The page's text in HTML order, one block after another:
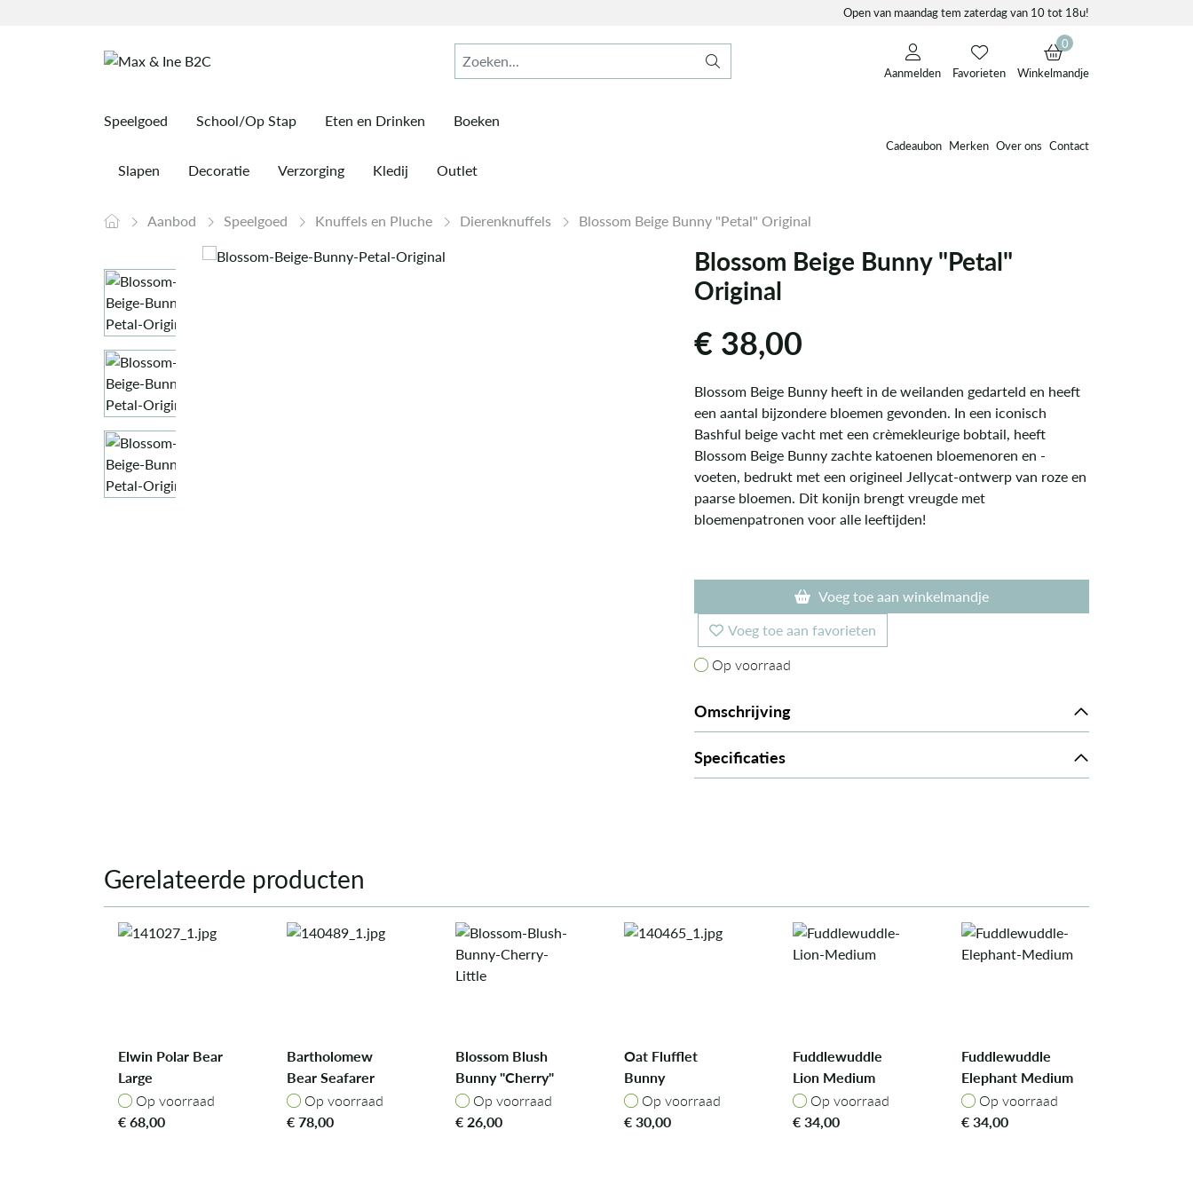
Open van maandag tem zaterdag van 10 tot 18u!
Aanmelden Favorieten
0
Winkelmandje
Speelgoed School/Op Stap Eten en Drinken Boeken
Slapen Decoratie Verzorging Kledij Outlet
Cadeaubon Merken Over ons Contact
Aanbod Speelgoed Knuffels en Pluche Dierenknuffels Blossom Beige Bunny "Petal" Original
Blossom Beige Bunny "Petal"
Original
€38,00
Blossom Beige Bunny heeft in de weilanden gedarteld en heeft
een aantal bijzondere bloemen gevonden. In een iconisch
Bashful beige vacht met een crèmekleurige bobtail, heeft
Blossom Beige Bunny zachte katoenen bloemenoren en -
voeten, bedrukt met een origineel Jellycat-ontwerp van roze en
paarse bloemen. Dit konijn brengt vreugde met
bloemenpatronen voor alle leeftijden!
Voeg toe aan winkelmandje
Voeg toe aan favorieten
Op voorraad
Op voorraad
Omschrijving
Specificaties
Gerelateerde producten
Elwin Polar Bear
Large
Op voorraad
Op voorraad
€68,00
Bartholomew
Bear Seafarer
Outfit
Op voorraad
Op voorraad
€78,00
Blossom Blush
Bunny "Cherry"
Little
Op voorraad
Op voorraad
€26,00
Oat Flufflet
Bunny
Op voorraad
Op voorraad
€30,00
Fuddlewuddle
Lion Medium
Op voorraad
Op voorraad
€34,00
Fuddlewuddle
Elephant Medium
Op voorraad
Op voorraad
€34,00